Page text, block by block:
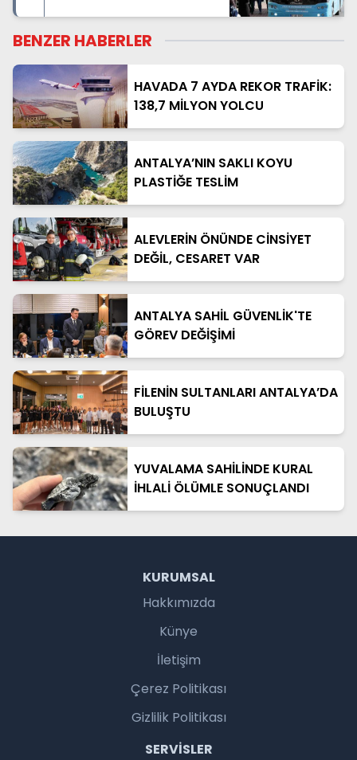
BENZER HABERLER
HAVADA 7 AYDA REKOR TRAFİK:
138,7 MİLYON YOLCU
ANTALYA’NIN SAKLI KOYU
PLASTİĞE TESLİM
ALEVLERİN ÖNÜNDE CİNSİYET
DEĞİL, CESARET VAR
ANTALYA SAHİL GÜVENLİK'TE
GÖREV DEĞİŞİMİ
FİLENİN SULTANLARI ANTALYA’DA
BULUŞTU
YUVALAMA SAHİLİNDE KURAL
İHLALİ ÖLÜMLE SONUÇLANDI
KURUMSAL
Hakkımızda
Künye
İletişim
Çerez Politikası
Gizlilik Politikası
SERVISLER